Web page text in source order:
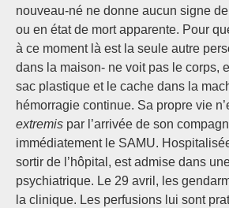
nouveau-né ne donne aucun signe
ou en état de mort apparente. Pour
à ce moment là est la seule autre
dans la maison- ne voit pas le corps,
sac plastique et le cache dans la
hémorragie continue. Sa propre vie
extremis par l’arrivée de son
immédiatement le SAMU.
sortir de l’hôpital, est admise dans
psychiatrique. Le 29 avril, les
la clinique. Les perfusions lui sont